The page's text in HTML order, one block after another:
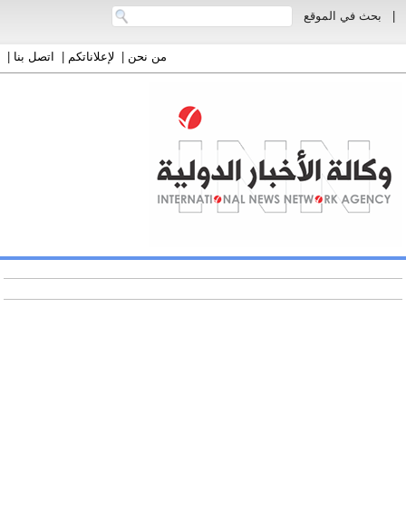
بحث في الموقع
من نحن| لإعلاناتكم| اتصل بنا|